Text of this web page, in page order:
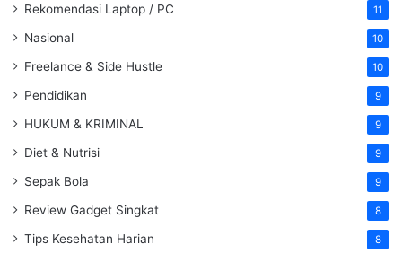
Rekomendasi Laptop / PC 11
Nasional 10
Freelance & Side Hustle 10
Pendidikan 9
HUKUM & KRIMINAL 9
Diet & Nutrisi 9
Sepak Bola 9
Review Gadget Singkat 8
Tips Kesehatan Harian 8